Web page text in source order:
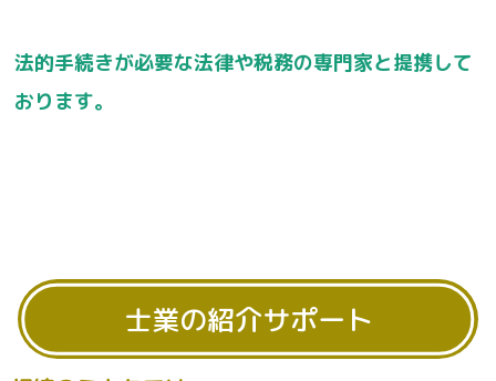
法的手続きが必要な法律や税務の専門家と提携して
おります。
士業の紹介サポート